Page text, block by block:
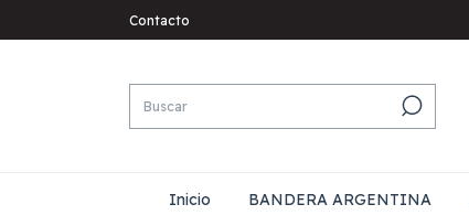
Contacto
Inicio BANDERA ARGENTINA